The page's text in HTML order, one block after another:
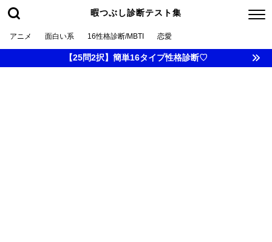
暇つぶし診断テスト集
アニメ 面白い系 16性格診断/MBTI 恋愛
【25問2択】簡単16タイプ性格診断♡